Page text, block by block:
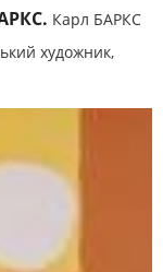
Карл БАРКС
художник,